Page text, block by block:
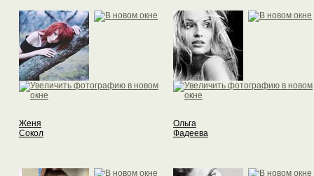
Женя
Сокол
Ольга
Фадеева